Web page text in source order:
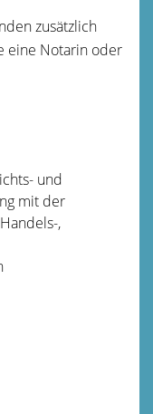
zusätzlich
eine Notarin oder
und
mit der
,